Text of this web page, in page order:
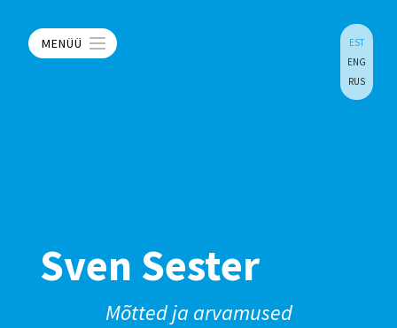
MENÜÜ
EST
ENG
RUS
Sven Sester
Mõtted ja arvamused